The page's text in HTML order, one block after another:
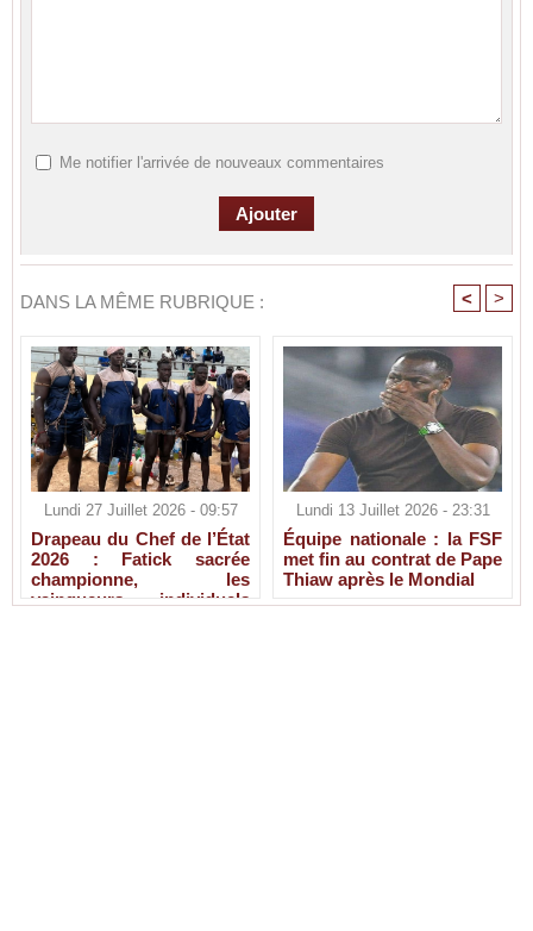
Me notifier l'arrivée de nouveaux commentaires
DANS LA MÊME RUBRIQUE : < >
Lundi 27 Juillet 2026 - 09:57
Drapeau du Chef de l’État
2026 : Fatick sacrée
championne, les
vainqueurs individuels
Lundi 13 Juillet 2026 - 23:31
Équipe nationale : la FSF
met fin au contrat de Pape
Thiaw après le Mondial